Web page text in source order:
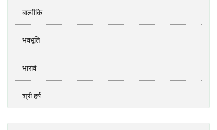
बाल्मीकि
भवभूति
भारवि
श्री हर्ष